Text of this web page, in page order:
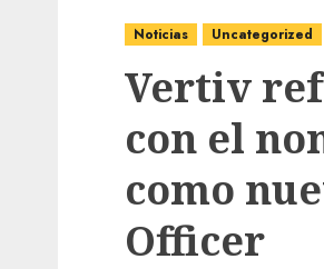
Noticias Uncategorized
Vertiv
con el
como
Officer